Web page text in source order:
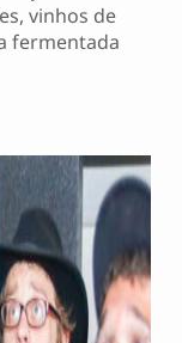
vinhos de
fermentada